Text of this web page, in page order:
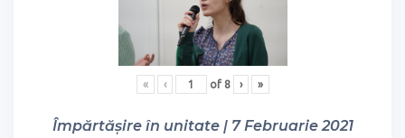
« ‹ of 8 › »
Împărtășire în unitate | 7 Februarie 2021